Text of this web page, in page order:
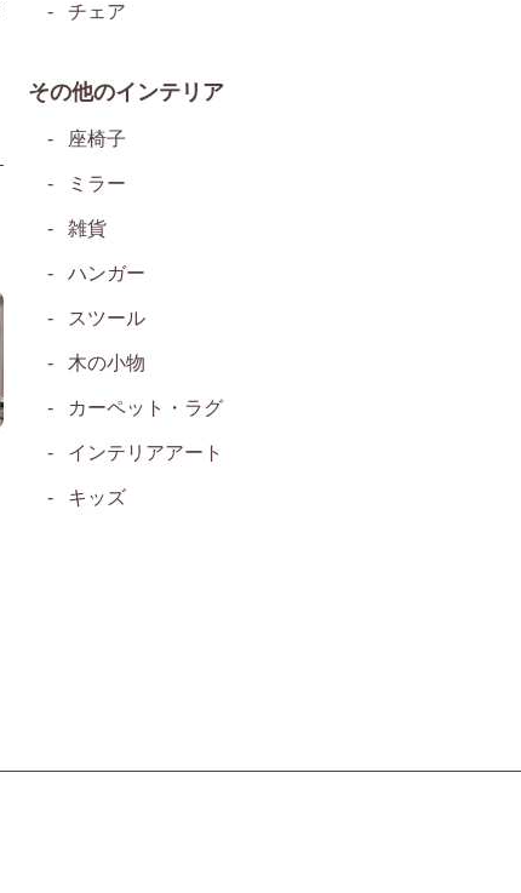
チェア
その他のインテリア
座椅子
ミラー
雑貨
ハンガー
スツール
木の小物
カーペット・ラグ
インテリアアート
キッズ